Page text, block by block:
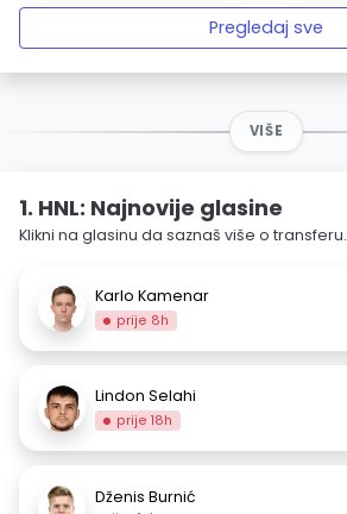
Pregledaj sve
VIŠE
1. HNL: Najnovije glasine
Klikni na glasinu da saznaš više o transferu.
Karlo Kamenar
prije 8h
Lindon Selahi
prije 18h
Dženis Burnić